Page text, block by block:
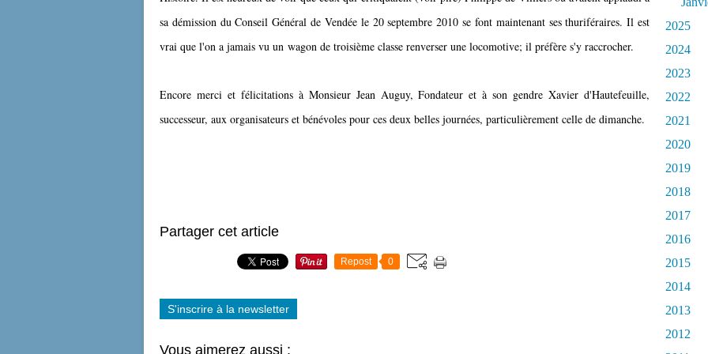
sa démission du Conseil Général de Vendée le 20 septembre 2010 se font maintenant ses thuriféraires. Il est
vrai que l'on a jamais vu un wagon de troisième classe renverser une locomotive; il préfère s'y raccrocher.
Encore merci et félicitations à Monsieur Jean Auguy, Fondateur et à son gendre Xavier d'Hautefeuille,
successeur, aux organisateurs et bénévoles pour ces deux belles journées, particulièrement celle de dimanche.
Partager cet article
Repost 0
S'inscrire à la newsletter
Vous aimerez aussi :
2025
2024
2023
2022
2021
2020
2019
2018
2017
2016
2015
2014
2013
2012